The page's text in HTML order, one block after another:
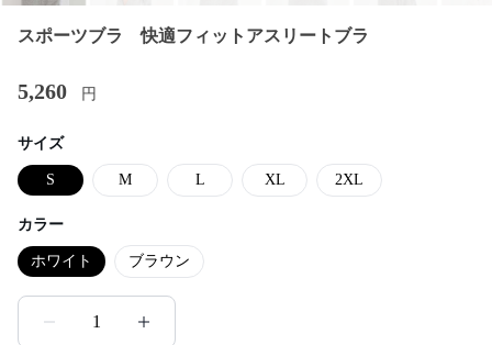
スポーツブラ 快適フィットアスリートブラ
5,260 円
サイズ
S M L XL 2XL
カラー
ホワイト ブラウン
1